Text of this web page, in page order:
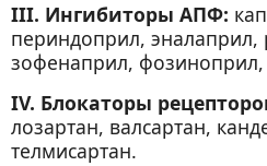
III. Ингибиторы АПФ:
периндоприл,
зофенаприл,
IV. Блокаторы
лозартан, валсартан,
телмисартан.